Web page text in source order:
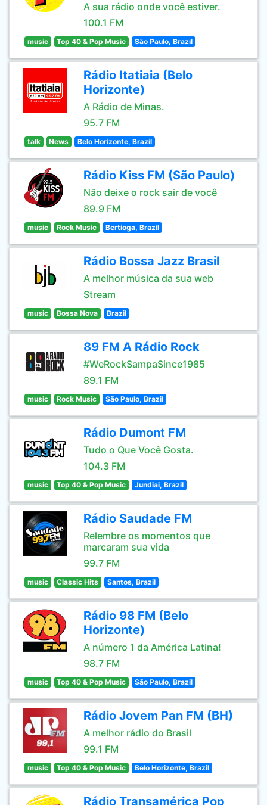
A sua rádio onde você estiver.
100.1 FM
music Top 40 & Pop Music São Paulo, Brazil
Rádio Itatiaia (Belo
Horizonte)
A Rádio de Minas.
95.7 FM
talk News Belo Horizonte, Brazil
Rádio Kiss FM (São Paulo)
Não deixe o rock sair de você
89.9 FM
music Rock Music Bertioga, Brazil
Rádio Bossa Jazz Brasil
A melhor música da sua web
Stream
music Bossa Nova Brazil
89 FM A Rádio Rock
#WeRockSampaSince1985
89.1 FM
music Rock Music São Paulo, Brazil
Rádio Dumont FM
Tudo o Que Você Gosta.
104.3 FM
music Top 40 & Pop Music Jundiai, Brazil
Rádio Saudade FM
Relembre os momentos que
marcaram sua vida
99.7 FM
music Classic Hits Santos, Brazil
Rádio 98 FM (Belo
Horizonte)
A número 1 da América Latina!
98.7 FM
music Top 40 & Pop Music São Paulo, Brazil
Rádio Jovem Pan FM (BH)
A melhor rádio do Brasil
99.1 FM
music Top 40 & Pop Music Belo Horizonte, Brazil
Rádio Transamérica Pop